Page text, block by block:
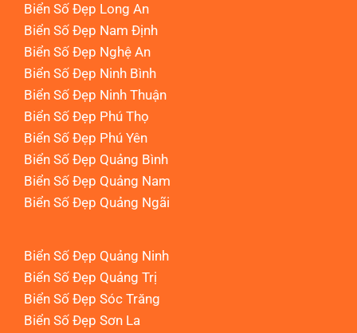
Biển Số Đẹp Long An
Biển Số Đẹp Nam Định
Biển Số Đẹp Nghệ An
Biển Số Đẹp Ninh Bình
Biển Số Đẹp Ninh Thuận
Biển Số Đẹp Phú Thọ
Biển Số Đẹp Phú Yên
Biển Số Đẹp Quảng Bình
Biển Số Đẹp Quảng Nam
Biển Số Đẹp Quảng Ngãi
Biển Số Đẹp Quảng Ninh
Biển Số Đẹp Quảng Trị
Biển Số Đẹp Sóc Trăng
Biển Số Đẹp Sơn La